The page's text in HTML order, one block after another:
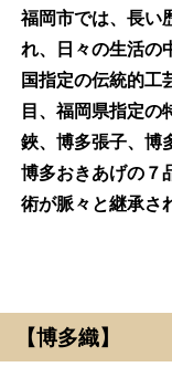
福岡市では、長い
れ、日々の生活の
国指定の伝統的工
目、福岡県指定の
鋏、博多張子、博
博多おきあげの７
術が脈々と継承さ
【博多織】